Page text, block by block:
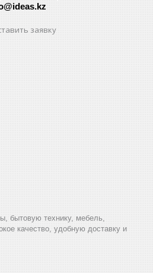
заявку
бытовую технику, мебель,
качество, удобную доставку и